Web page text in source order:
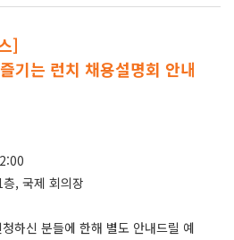
]
기는 런치 채용설명회 안내
, 국제 회의장
하신 분들에 한해 별도 안내드릴 예